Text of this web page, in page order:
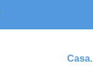
Casa.